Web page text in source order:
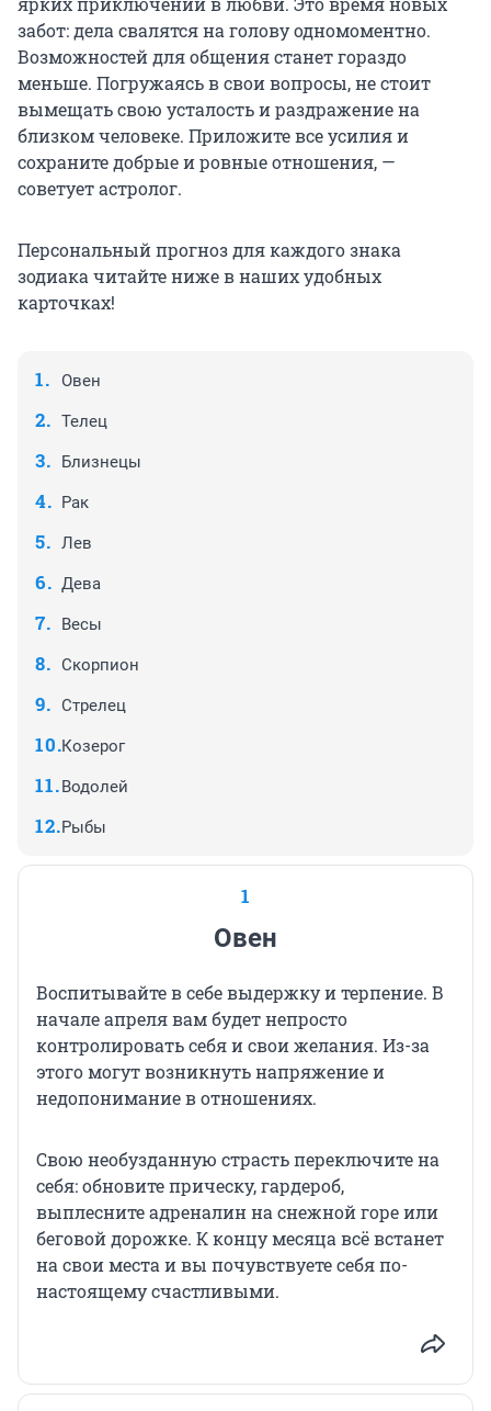
забот: дела свалятся на голову одномоментно.
Возможностей для общения станет гораздо
меньше. Погружаясь в свои вопросы, не стоит
вымещать свою усталость и раздражение на
близком человеке. Приложите все усилия и
сохраните добрые и ровные отношения, —
советует астролог.
Персональный прогноз для каждого знака
зодиака читайте ниже в наших удобных
карточках!
Овен
Телец
Близнецы
Рак
Лев
Дева
Весы
Скорпион
Стрелец
Козерог
Водолей
Рыбы
1
Овен
Воспитывайте в себе выдержку и терпение. В
начале апреля вам будет непросто
контролировать себя и свои желания. Из-за
этого могут возникнуть напряжение и
недопонимание в отношениях.
Свою необузданную страсть переключите на
себя: обновите прическу, гардероб,
выплесните адреналин на снежной горе или
беговой дорожке. К концу месяца всё встанет
на свои места и вы почувствуете себя по-
настоящему счастливыми.